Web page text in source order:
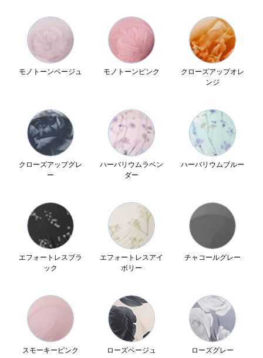
モノトーンベージュ モノトーンピンク
クローズアップオレ
ンジ
クローズアップグレ
ー
ハーバリウムラベン
ダー
ハーバリウムブルー
エフォートレスブラ
ック
エフォートレスアイ
ボリー
チャコールグレー
スモーキーピンク ローズベージュ ローズグレー